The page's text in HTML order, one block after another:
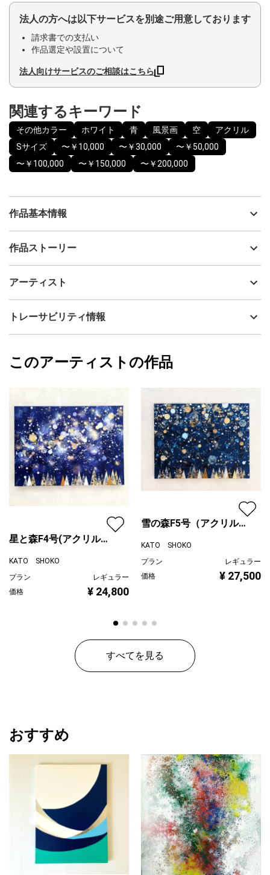
法人の方へは以下サービスを別途ご用意しております
請求書での支払い
作品選定や設置について
法人向けサービスのご相談はこちら
関連するキーワード
その他カラー ホワイト 青 風景画 空
アクリル
Sサイズ
〜￥10,000 〜￥30,000
〜￥50,000
〜￥100,000
〜￥150,000 〜￥200,000
作品基本情報
出品者
制作年
アクリル
カラー
その他カラー
配送目安
二週間以内
作品ストーリー
実際に見たその夜空を思い出すきっかけになれればいいな
とも思います。
こちらの星と森シリーズはサイズを問わず人気の絵で、
お酒のラベルデザインにも採用いただいたデザインです。
夜空のブルーは画像通り、緑よりのブルーではなく、やや紫より
のブルーです。
和紙を使ったり、にじみをきかせたり
何度も色を重ねながら繊細に仕上げています。
コントラストがある絵なので、そこまで暗い印象はないです。
明るい部屋、暗い部屋、ともにお楽しみいただけるかと思いま
デザイン的にすごく夏！という雰囲気を醸し出しているわけでは
寒い時期に飾っていてもそこまで季節外れ感はないかと思いま
おります。
画像はお昼に室内で撮影したものです。
180×120mm （P0号）
木製パネルに色画用紙を水貼りして描いてあります。
厚さは約1.5cm
後ろに引っかけるための紐が付いています。
アクリル絵の具ですので耐光性はございますが
常に直射日光の場所での保管はお避け下さい。
アーティスト
KATO SHOKO
フォローする
トレーサビリティ情報
KATO SHOKO
このアーティストの作品
星と森F4号(アクリル原
KATO SHOKO
プラン
レギュラー
価格
¥ 24,800
雪の森F5号（アクリル原
KATO SHOKO
プラン
レギュラー
価格
¥ 27,500
すべてを見る
おすすめ